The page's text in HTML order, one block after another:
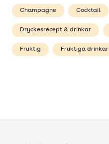
Champagne Cocktail
Dryckesrecept & drinkar
Fruktig Fruktiga drinkar